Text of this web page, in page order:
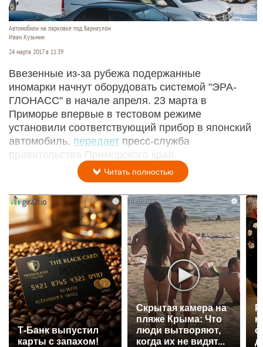
Автомобили на парковке под Барнаулом
Иван Кузьмин
24 марта 2017 в 11:39
Ввезенные из-за рубежа подержанные
иномарки начнут оборудовать системой "ЭРА-
ГЛОНАСС" в начале апреля. 23 марта в
Приморье впервые в тестовом режиме
установили соответствующий прибор в японский
автомобиль, передает пресс-служба
правительства Приморского края.
Читать полностью
i
Т-Банк выпустил
карты с запахом!
i
Скрытая камера на
пляже Крыма: Что
люди вытворяют,
когда их не видят...